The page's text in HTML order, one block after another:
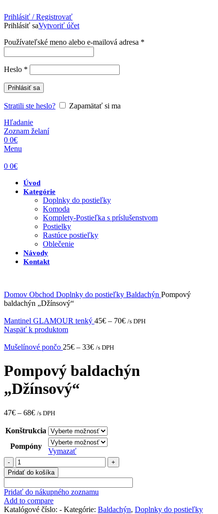
Prihlásiť / Registrovať
Prihlásiť saVytvoriť účet
Používateľské meno alebo e-mailová adresa *
Heslo *
Prihlásiť sa
Stratili ste heslo?
Zapamätať si ma
Hľadanie
Zoznam želaní
0 0€
Menu
0 0€
Úvod
Kategórie
Doplnky do postieľky
Komoda
Komplety-Postieľka s príslušenstvom
Postielky
Rastúce postieľky
Oblečenie
Návody
Kontakt
Domov Obchod Doplnky do postieľky Baldachýn Pompový
baldachýn „Džínsový“
Mantinel GLAMOUR tenký 45€ – 70€ /s DPH
Naspäť k produktom
Mušelínové pončo 25€ – 33€ /s DPH
Pompový baldachýn
„Džínsový“
47€ – 68€ /s DPH
Konštrukcia
Pompóny
Vymazať
množstvo
Pompový
baldachýn
"Džínsový"
Pridať do košíka
Pridať do nákupného zoznamu
Add to compare
Katalógové číslo: - Kategórie: Baldachýn, Doplnky do postieľky